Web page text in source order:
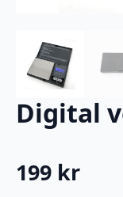
Digital
199 kr